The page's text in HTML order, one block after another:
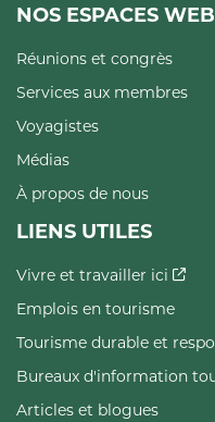
NOS ESPACES WEB
Réunions et congrès
Services aux membres
Voyagistes
Médias
À propos de nous
LIENS UTILES
Vivre et travailler ici
Emplois en tourisme
Tourisme durable et
Bureaux d'information
Articles et blogues